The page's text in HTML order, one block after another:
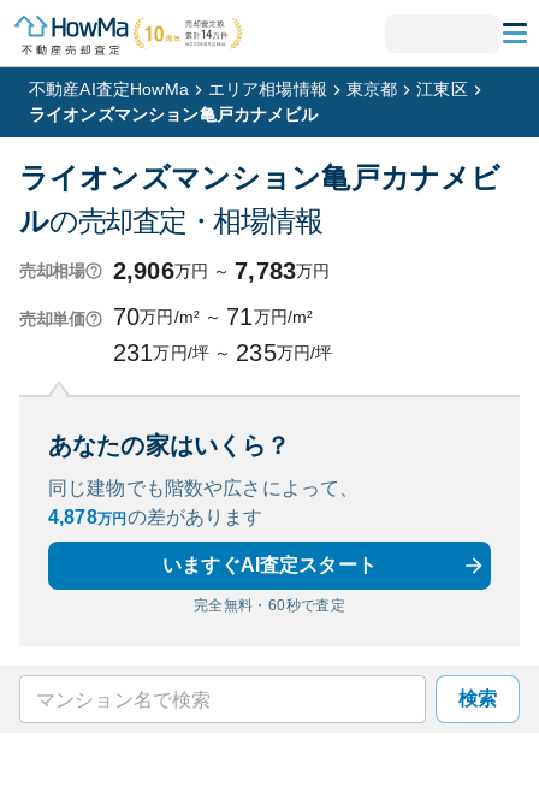
不動産AI査定HowMa エリア相場情報 東京都
江東区
ライオンズマンション亀戸カナメビル
ライオンズマンション亀戸カナメビ
ルの売却査定・相場情報
売却相場 2,906万円 ～ 7,783万円
売却単価 70万円/m² ～ 71万円/m²
231万円/坪 ～ 235万円/坪
あなたの家はいくら？
同じ建物でも階数や広さによって、
4,878万円 の差があります
いますぐAI査定スタート
完全無料・60秒で査定
検索